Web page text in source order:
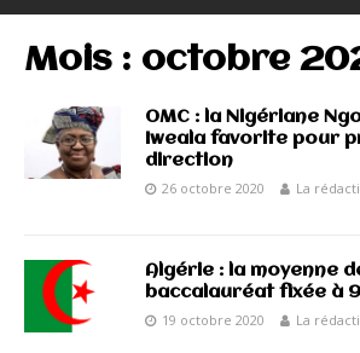
Mois : octobre
OMC : la Nigériane
Iweala favorite pour
direction
26 octobre 2020 La
Algérie : la moyenne
baccalauréat fixée à
19 octobre 2020 La